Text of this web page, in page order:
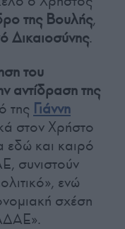
της Βουλής,
Δικαιοσύνης.
του
αντίδραση της
της Γιάννη
στον Χρήστο
εδώ και καιρό
συνιστούν
ενώ
σχέση